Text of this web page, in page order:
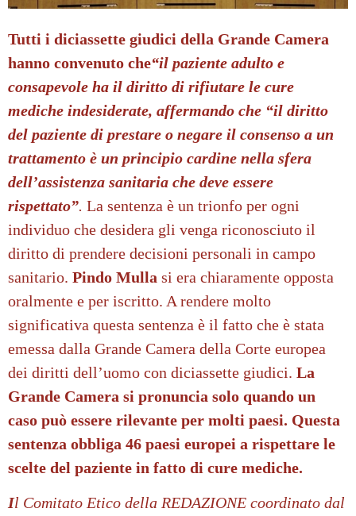
Tutti i diciassette giudici della Grande Camera
hanno convenuto che“il paziente adulto e
consapevole ha il diritto di rifiutare le cure
mediche indesiderate, affermando che “il diritto
del paziente di prestare o negare il consenso a un
trattamento è un principio cardine nella sfera
dell’assistenza sanitaria che deve essere
rispettato”. La sentenza è un trionfo per ogni
individuo che desidera gli venga riconosciuto il
diritto di prendere decisioni personali in campo
sanitario. Pindo Mulla si era chiaramente opposta
oralmente e per iscritto. A rendere molto
significativa questa sentenza è il fatto che è stata
emessa dalla Grande Camera della Corte europea
dei diritti dell’uomo con diciassette giudici. La
Grande Camera si pronuncia solo quando un
caso può essere rilevante per molti paesi. Questa
sentenza obbliga 46 paesi europei a rispettare le
scelte del paziente in fatto di cure mediche.
Il Comitato Etico della REDAZIONE coordinato dal